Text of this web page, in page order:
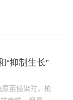
“抑制生长”
原菌侵染时，植